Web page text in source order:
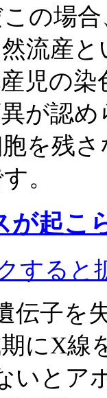
の場
流産
児の
が認
を残
。
が起こ
伝子を
にX線
いとア